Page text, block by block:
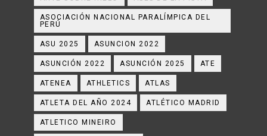
ASOCIACIÓN NACIONAL PARALÍMPICA DEL
PERÚ
ASU 2025 ASUNCION 2022
ASUNCIÓN 2022 ASUNCIÓN 2025 ATE
ATENEA ATHLETICS ATLAS
ATLETA DEL AÑO 2024 ATLÉTICO MADRID
ATLETICO MINEIRO